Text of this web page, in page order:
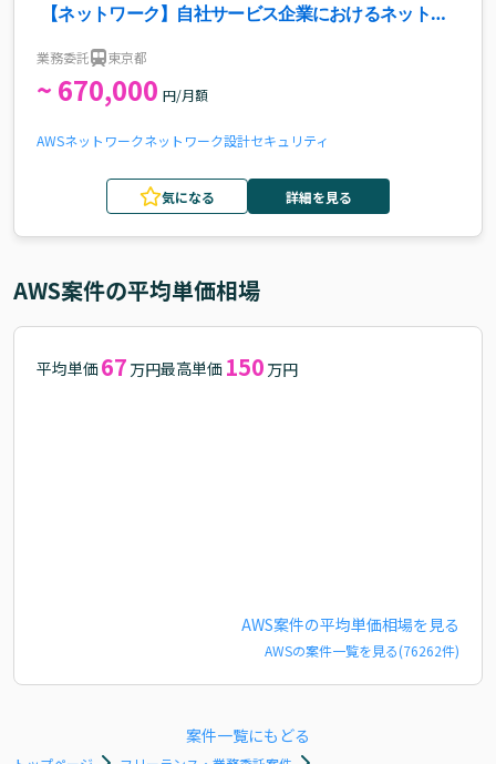
【ネットワーク】自社サービス企業におけるネットワ
業務委託 東京都
~ 670,000 円/月額
AWSネットワークネットワーク設計セキュリティ
気になる 詳細を見る
AWS案件の平均単価相場
平均単価 67 万円最高単価 150 万円
AWS案件の平均単価相場を見る
AWSの案件一覧を見る(76262件)
案件一覧にもどる